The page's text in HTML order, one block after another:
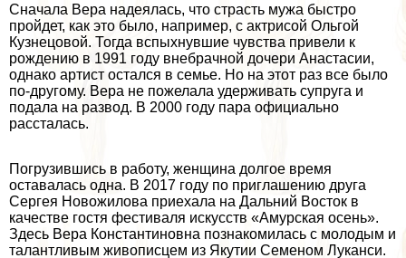
Сначала Вера надеялась, что страсть мужа быстро
пройдет, как это было, например, с актрисой Ольгой
Кузнецовой. Тогда вспыхнувшие чувства привели к
рождению в 1991 году внебрачной дочери Анастасии,
однако артист остался в семье. Но на этот раз все было
по-другому. Вера не пожелала удерживать супруга и
подала на развод. В 2000 году пара официально
рассталась.
Погрузившись в работу, женщина долгое время
оставалась одна. В 2017 году по приглашению друга
Сергея Новожилова приехала на Дальний Восток в
качестве гостя фестиваля искусств «Амурская осень».
Здесь Вера Константиновна познакомилась с молодым и
талантливым живописцем из Якутии Семеном Луканси.